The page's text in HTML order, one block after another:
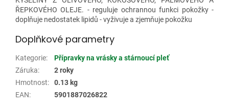
ŘEPKOVÉHO OLEJE. - reguluje ochrannou funkci pokožky -
doplňuje nedostatek lipidů - vyživuje a zjemňuje pokožku
Doplňkové parametry
Kategorie:
Přípravky na vrásky a stárnoucí pleť
Záruka:
2 roky
Hmotnost:
0.13 kg
EAN: 5901887026822